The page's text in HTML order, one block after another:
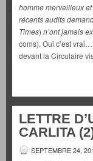
homme merveilleux
récents audits
Times) n’ont jamais
coms). Oui c’est
devant la Circulaire
LETTRE
CARLITA
SEPTEMBRE 24,